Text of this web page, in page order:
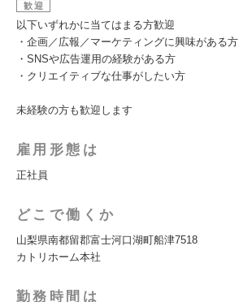
歓迎
以下いずれかに当てはまる方歓迎
・企画／広報／マーケティングに興味がある方
・SNSや広告運用の経験がある方
・クリエイティブな仕事がしたい方
未経験の方も歓迎します
雇用形態は
正社員
どこで働くか
山梨県南都留郡富士河口湖町船津7518
カトリホーム本社
勤務時間は